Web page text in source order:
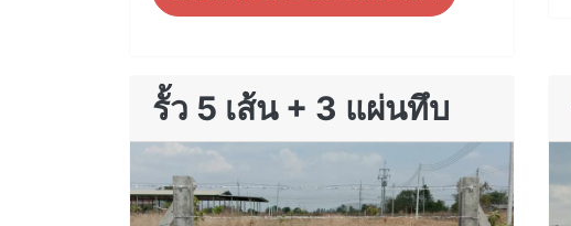
รั้ว 5 เส้น + 3 แผ่นทึบ